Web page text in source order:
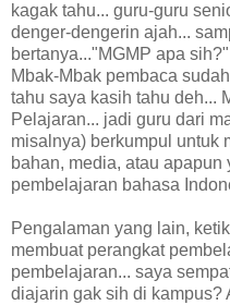
kagak tahu... guru-guru
denger-dengerin ajah...
bertanya..."MGMP apa
Mbak-Mbak pembaca
tahu saya kasih tahu deh...
Pelajaran... jadi guru dari
misalnya) berkumpul untuk
bahan, media, atau
pembelajaran bahasa
Pengalaman yang lain,
membuat perangkat
pembelajaran... saya
diajarin gak sih di kampus?